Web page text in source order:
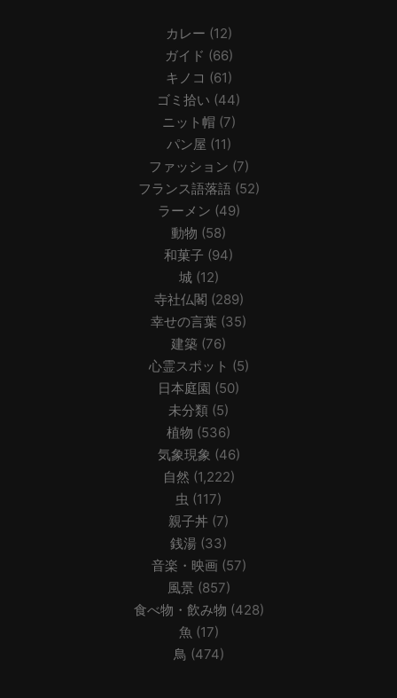
カレー (12)
ガイド (66)
キノコ (61)
ゴミ拾い (44)
ニット帽 (7)
パン屋 (11)
ファッション (7)
フランス語落語 (52)
ラーメン (49)
動物 (58)
和菓子 (94)
城(12)
寺社仏閣 (289)
幸せの言葉 (35)
建築 (76)
心霊スポット (5)
日本庭園 (50)
未分類 (5)
植物 (536)
気象現象 (46)
自然 (1,222)
虫 (117)
親子丼 (7)
銭湯 (33)
音楽・映画 (57)
風景(857)
食べ物・飲み物 (428)
魚 (17)
鳥 (474)